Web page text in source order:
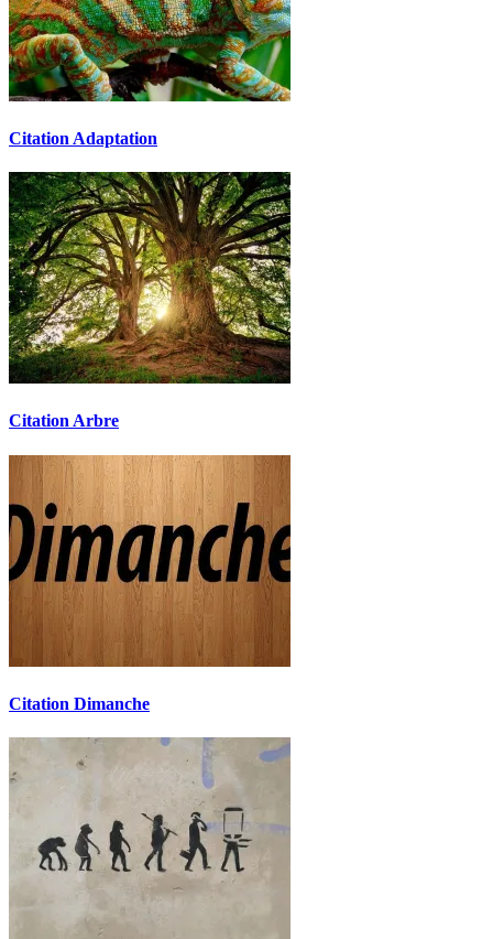
Citation Adaptation
Citation Arbre
Citation Dimanche